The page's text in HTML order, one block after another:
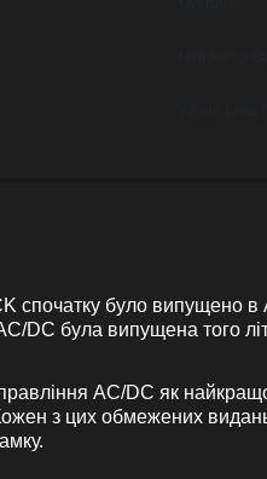
спочатку було випущено в
DC була випущена того
AC/DC як
з цих обмежених